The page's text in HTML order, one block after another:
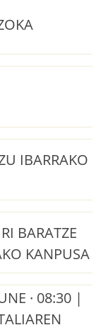
IBARRAKO
BARATZE
KANPUSA
· 08:30 |